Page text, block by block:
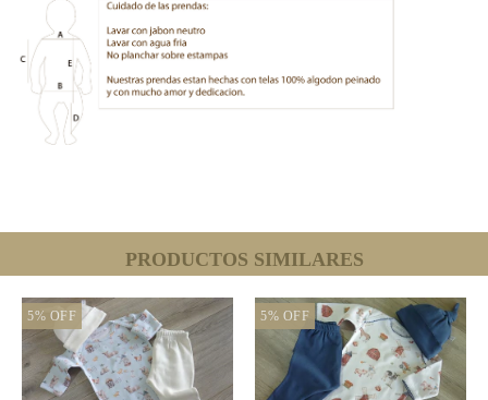
PRODUCTOS SIMILARES
5% OFF 5% OFF